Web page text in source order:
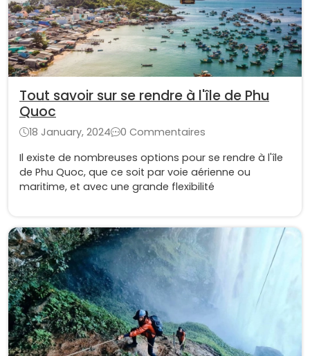
Tout savoir sur se rendre à l'île de Phu
Quoc
18 January, 2024
0 Commentaires
Il existe de nombreuses options pour se rendre à l'île
de Phu Quoc, que ce soit par voie aérienne ou
maritime, et avec une grande flexibilité